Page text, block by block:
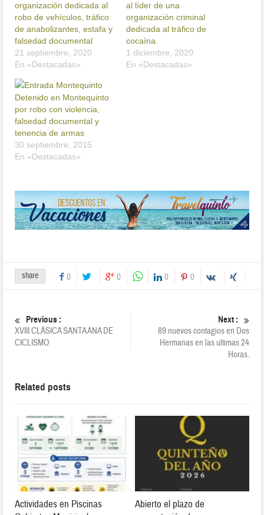
organización dedicada al
robo de vehículos, tráfico
de anabolizantes, estafa y
falsedad documental
21 septiembre, 2020
En «Destacadas»
al líder de una
organización criminal
dedicada al tráfico de
cocaína.
1 diciembre, 2020
En «Destacadas»
Detenido en Montequinto
por robo con violencia,
falsedad documental y
tenencia de armas
30 septiembre, 2015
En «Destacadas»
share 0 0 0 0
Previous :
XVIII CLÁSICA SANTA ANA DE
CICLISMO
Next :
89 nuevos contagios en Dos
Hermanas en las ultimas 24
Horas.
Related posts
Actividades en Piscinas
Abierto el plazo de